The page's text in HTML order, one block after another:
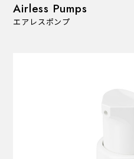
Airless Pumps
エアレスポンプ